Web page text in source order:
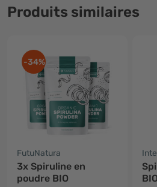
Produits similaires
-34%
FutuNatura
3x Spiruline en
poudre BIO
BIO